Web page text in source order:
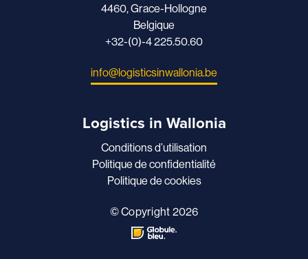
4460, Grace-Hollogne
Belgique
+32-(0)-4 225.50.60
info@logisticsinwallonia.be
Logistics in Wallonia
Conditions d’utilisation
Politique de confidentialité
Politique de cookies
© Copyright 2026